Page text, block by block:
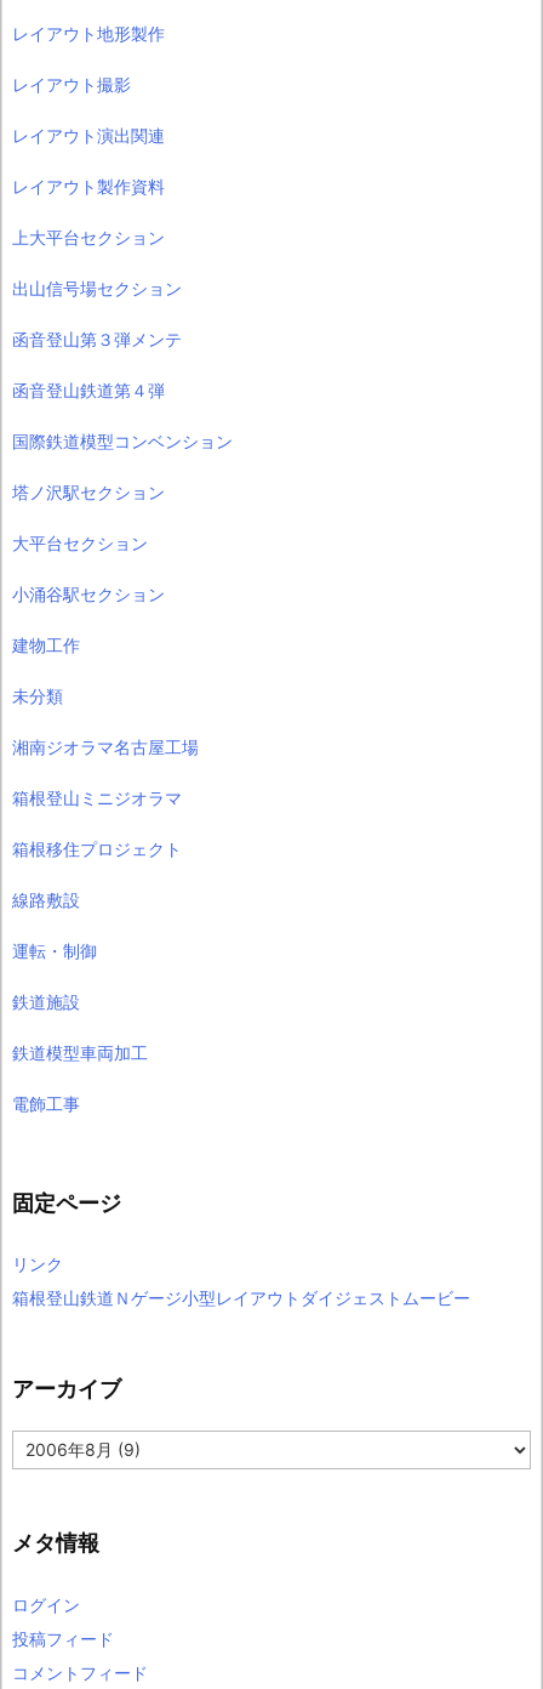
レイアウト地形製作
レイアウト撮影
レイアウト演出関連
レイアウト製作資料
上大平台セクション
出山信号場セクション
函音登山第３弾メンテ
函音登山鉄道第４弾
国際鉄道模型コンベンション
塔ノ沢駅セクション
大平台セクション
小涌谷駅セクション
建物工作
未分類
湘南ジオラマ名古屋工場
箱根登山ミニジオラマ
箱根移住プロジェクト
線路敷設
運転・制御
鉄道施設
鉄道模型車両加工
電飾工事
固定ページ
リンク
箱根登山鉄道Ｎゲージ小型レイアウトダイジェストムービー
アーカイブ
ア
ー
ブ
メタ情報
ログイン
投稿フィード
コメントフィード